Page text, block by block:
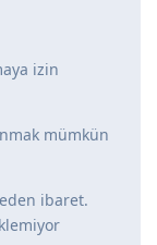
izin
mümkün
ibaret.